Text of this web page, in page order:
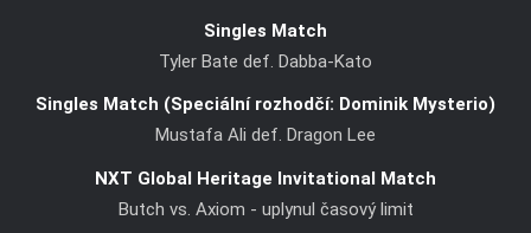
Singles Match
Tyler Bate def. Dabba-Kato
Singles Match (Speciální rozhodčí: Dominik Mysterio)
Mustafa Ali def. Dragon Lee
NXT Global Heritage Invitational Match
Butch vs. Axiom - uplynul časový limit